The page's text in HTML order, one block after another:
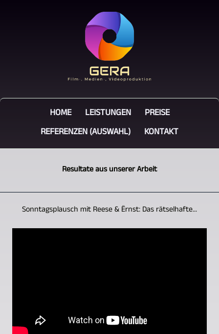
HOME LEISTUNGEN
PREISE
REFERENZEN (AUSWAHL)
KONTAKT
Resultate aus unserer Arbeit
Sonntagsplausch mit Reese & Ërnst: Das rätselhafte...